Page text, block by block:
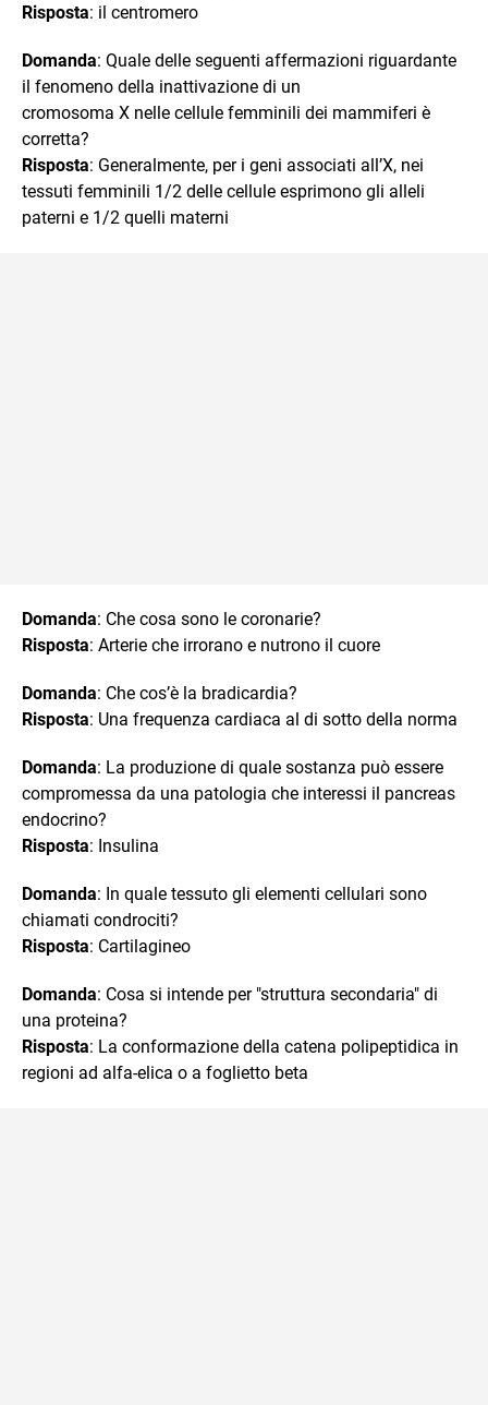
Risposta: il centromero
Domanda: Quale delle seguenti affermazioni riguardante
il fenomeno della inattivazione di un
cromosoma X nelle cellule femminili dei mammiferi è
corretta?
Risposta: Generalmente, per i geni associati all’X, nei
tessuti femminili 1/2 delle cellule esprimono gli alleli
paterni e 1/2 quelli materni
Domanda: Che cosa sono le coronarie?
Risposta: Arterie che irrorano e nutrono il cuore
Domanda: Che cos’è la bradicardia?
Risposta: Una frequenza cardiaca al di sotto della norma
Domanda: La produzione di quale sostanza può essere
compromessa da una patologia che interessi il pancreas
endocrino?
Risposta: Insulina
Domanda: In quale tessuto gli elementi cellulari sono
chiamati condrociti?
Risposta: Cartilagineo
Domanda: Cosa si intende per "struttura secondaria" di
una proteina?
Risposta: La conformazione della catena polipeptidica in
regioni ad alfa-elica o a foglietto beta